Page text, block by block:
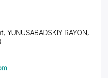
YUNUSABADSKIY RAYON,